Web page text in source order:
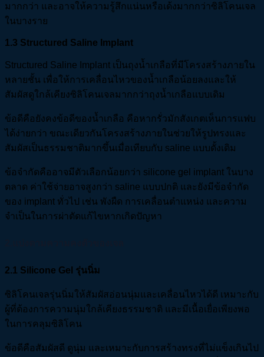
มากกว่า และอาจให้ความรู้สึกแน่นหรือเด้งมากกว่าซิลิโคนเจล
ในบางราย
1.3 Structured Saline Implant
Structured Saline Implant เป็นถุงน้ำเกลือที่มีโครงสร้างภายใน
หลายชั้น เพื่อให้การเคลื่อนไหวของน้ำเกลือน้อยลงและให้
สัมผัสดูใกล้เคียงซิลิโคนเจลมากกว่าถุงน้ำเกลือแบบเดิม
ข้อดีคือยังคงข้อดีของน้ำเกลือ คือหากรั่วมักสังเกตเห็นการแฟบ
ได้ง่ายกว่า ขณะเดียวกันโครงสร้างภายในช่วยให้รูปทรงและ
สัมผัสเป็นธรรมชาติมากขึ้นเมื่อเทียบกับ saline แบบดั้งเดิม
ข้อจำกัดคืออาจมีตัวเลือกน้อยกว่า silicone gel implant ในบาง
ตลาด ค่าใช้จ่ายอาจสูงกว่า saline แบบปกติ และยังมีข้อจำกัด
ของ implant ทั่วไป เช่น พังผืด การเคลื่อนตำแหน่ง และความ
จำเป็นในการผ่าตัดแก้ไขหากเกิดปัญหา
2.1 Silicone Gel รุ่นนิ่ม
ซิลิโคนเจลรุ่นนิ่มให้สัมผัสอ่อนนุ่มและเคลื่อนไหวได้ดี เหมาะกับ
ผู้ที่ต้องการความนุ่มใกล้เคียงธรรมชาติ และมีเนื้อเยื่อเพียงพอ
ในการคลุมซิลิโคน
ข้อดีคือสัมผัสดี ดูนุ่ม และเหมาะกับการสร้างทรงที่ไม่แข็งเกินไป